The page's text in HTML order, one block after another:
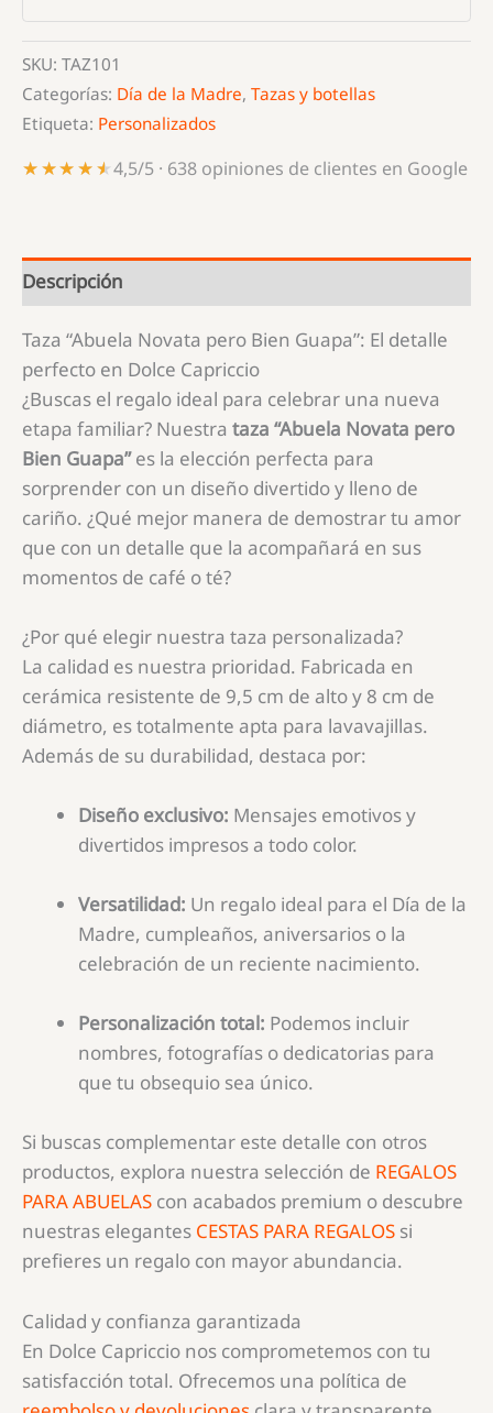
Guapa"
cantidad
SKU: TAZ101
Categorías: Día de la Madre, Tazas y botellas
Etiqueta: Personalizados
★★★★★
★★★★★4,5/5 · 638 opiniones de clientes en Google
Descripción
Taza “Abuela Novata pero Bien Guapa”: El detalle
perfecto en Dolce Capriccio
¿Buscas el regalo ideal para celebrar una nueva
etapa familiar? Nuestra taza “Abuela Novata pero
Bien Guapa”es la elección perfecta para
sorprender con un diseño divertido y lleno de
cariño. ¿Qué mejor manera de demostrar tu amor
que con un detalle que la acompañará en sus
momentos de café o té?
¿Por qué elegir nuestra taza personalizada?
La calidad es nuestra prioridad. Fabricada en
cerámica resistente de 9,5 cm de alto y 8 cm de
diámetro, es totalmente apta para lavavajillas.
Además de su durabilidad, destaca por:
Diseño exclusivo: Mensajes emotivos y
divertidos impresos a todo color.
Versatilidad: Un regalo ideal para el Día de la
Madre, cumpleaños, aniversarios o la
celebración de un reciente nacimiento.
Personalización total: Podemos incluir
nombres, fotografías o dedicatorias para
que tu obsequio sea único.
Si buscas complementar este detalle con otros
productos, explora nuestra selección de REGALOS
PARA ABUELAS con acabados premium o descubre
nuestras elegantes CESTAS PARA REGALOS si
prefieres un regalo con mayor abundancia.
Calidad y confianza garantizada
En Dolce Capriccio nos comprometemos con tu
satisfacción total. Ofrecemos una política de